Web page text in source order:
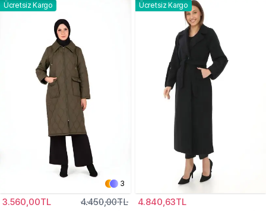
Ücretsiz Kargo
3
3.560,00TL 4.450,00TL
Ücretsiz Kargo
4.840,63TL